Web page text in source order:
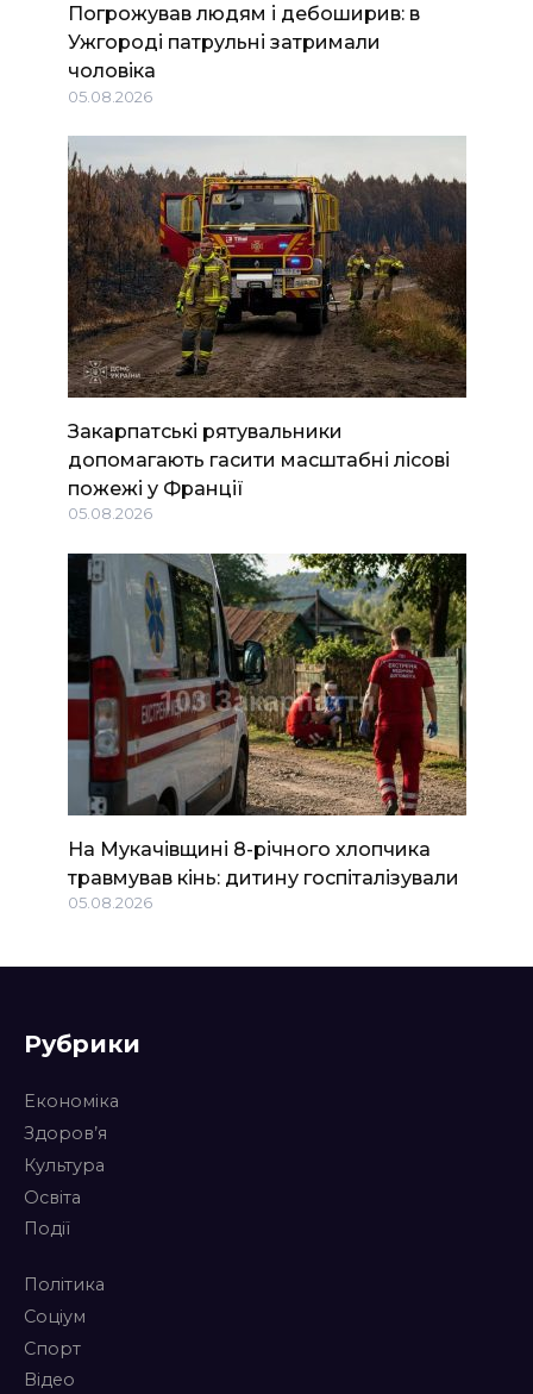
Погрожував людям і дебоширив: в
Ужгороді патрульні затримали
чоловіка
05.08.2026
Закарпатські рятувальники
допомагають гасити масштабні лісові
пожежі у Франції
05.08.2026
На Мукачівщині 8-річного хлопчика
травмував кінь: дитину госпіталізували
05.08.2026
Рубрики
Економіка
Здоров’я
Культура
Освіта
Події
Політика
Соціум
Спорт
Відео